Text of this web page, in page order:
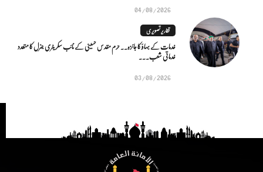
04/08/2026
تقاریر تصویری
خدمات کے بہاؤ کا جائزہ.. حرم مقدس حسینی کے نائب سکریٹری جنرل کا متعدد
خدماتی شعب...
03/08/2026